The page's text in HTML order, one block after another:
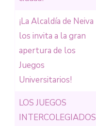
¡La Alcaldía de Neiva
los invita a la gran
apertura de los
Juegos
Universitarios!
LOS JUEGOS
INTERCOLEGIADOS